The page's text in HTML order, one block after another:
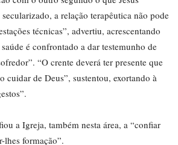
a relação terapêutica não pode
técnicas”, advertiu, acrescentando
é confrontado a dar testemunho de
“O crente deverá ter presente que
cuidar de Deus”, sustentou, exortando à
a Igreja, também nesta área, a “confiar
lhes formação”.